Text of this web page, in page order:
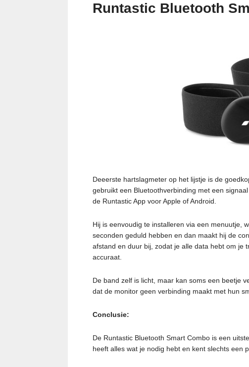
Runtastic Bluetooth
Deeerste hartslagmeter op het lijstje is de
gebruikt een Bluetoothverbinding met een
de Runtastic App voor Apple of Android.
Hij is eenvoudig te installeren via een menuutje,
seconden geduld hebben en dan maakt hij de
afstand en duur bij, zodat je alle data hebt om je
accuraat.
De band zelf is licht, maar kan soms een beetje
dat de monitor geen verbinding maakt met hun
Conclusie:
De Runtastic Bluetooth Smart Combo is een
heeft alles wat je nodig hebt en kent slechts een